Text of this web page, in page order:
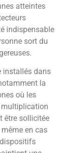
atteintes
indispensable
sort du
installés dans
la
où les
multiplication
être sollicitée
en cas